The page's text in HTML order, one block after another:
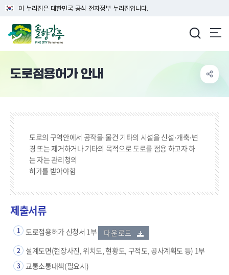
이 누리집은 대한민국 공식 전자정부 누리집입니다.
도로점용허가 안내
도로의 구역안에서 공작물·물건 기타의 시설을 신설·개축·변
경 또는 제거하거나 기타의 목적으로 도로를 점용 하고자 하
는 자는 관리청의
허가를 받아야함
제출서류
1 도로점용허가 신청서 1부 다운로드
2 설계도면(현장사진, 위치도, 현황도, 구적도, 공사계획도 등) 1부
3 교통소통대책(필요시)